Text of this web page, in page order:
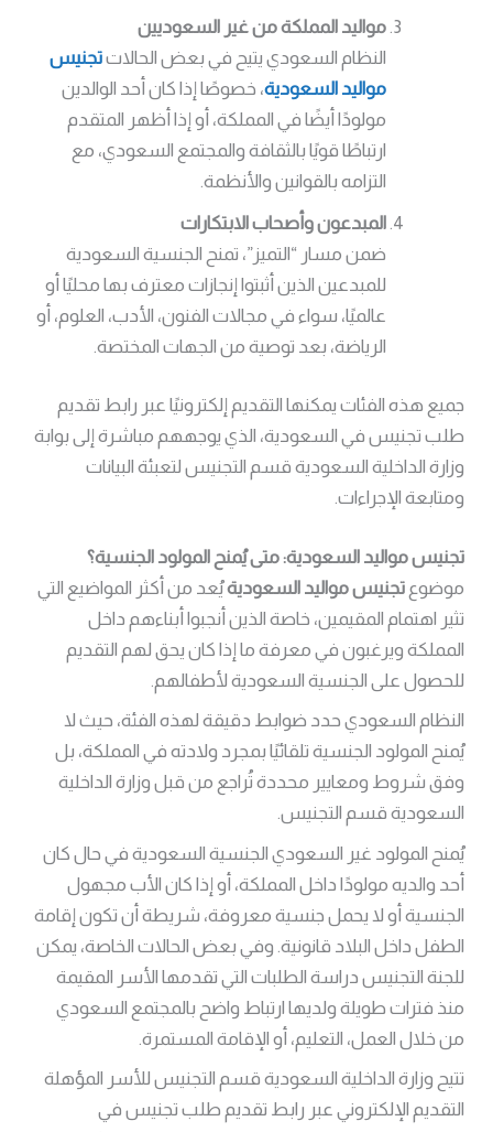
مواليد المملكة من غير السعوديين
النظام السعودي يتيح في بعض الحالاتتجنيس
مواليد السعودية، خصوصًا إذا كان أحد الوالدين
مولودًا أيضًا في المملكة، أو إذا أظهر المتقدم
ارتباطًا قويًا بالثقافة والمجتمع السعودي، مع
التزامه بالقوانين والأنظمة.
المبدعون وأصحاب الابتكارات
ضمن مسار “التميز”، تمنح الجنسية السعودية
للمبدعين الذين أثبتوا إنجازات معترف بها محليًا أو
عالميًا، سواء في مجالات الفنون، الأدب، العلوم، أو
الرياضة، بعد توصية من الجهات المختصة.
جميع هذه الفئات يمكنها التقديم إلكترونيًا عبر رابط تقديم
طلب تجنيس في السعودية، الذي يوجههم مباشرة إلى بوابة
وزارة الداخلية السعودية قسم التجنيس لتعبئة البيانات
ومتابعة الإجراءات.
تجنيس مواليد السعودية: متى يُمنح المولود الجنسية؟
موضوعتجنيس مواليد السعوديةيُعد من أكثر المواضيع التي
تثير اهتمام المقيمين، خاصة الذين أنجبوا أبناءهم داخل
المملكة ويرغبون في معرفة ما إذا كان يحق لهم التقديم
للحصول على الجنسية السعودية لأطفالهم.
النظام السعودي حدد ضوابط دقيقة لهذه الفئة، حيث لا
يُمنح المولود الجنسية تلقائيًا بمجرد ولادته في المملكة، بل
وفق شروط ومعايير محددة تُراجع من قبل وزارة الداخلية
السعودية قسم التجنيس.
يُمنح المولود غير السعودي الجنسية السعودية في حال كان
أحد والديه مولودًا داخل المملكة، أو إذا كان الأب مجهول
الجنسية أو لا يحمل جنسية معروفة، شريطة أن تكون إقامة
الطفل داخل البلاد قانونية. وفي بعض الحالات الخاصة، يمكن
للجنة التجنيس دراسة الطلبات التي تقدمها الأسر المقيمة
منذ فترات طويلة ولديها ارتباط واضح بالمجتمع السعودي
من خلال العمل، التعليم، أو الإقامة المستمرة.
تتيح وزارة الداخلية السعودية قسم التجنيس للأسر المؤهلة
التقديم الإلكتروني عبر رابط تقديم طلب تجنيس في